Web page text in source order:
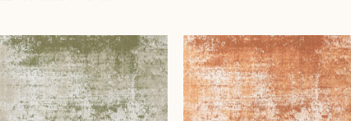
prix
croissant
Plage
de
prix :
199,00 €
à
Plage
de
prix :
199,00 €
à